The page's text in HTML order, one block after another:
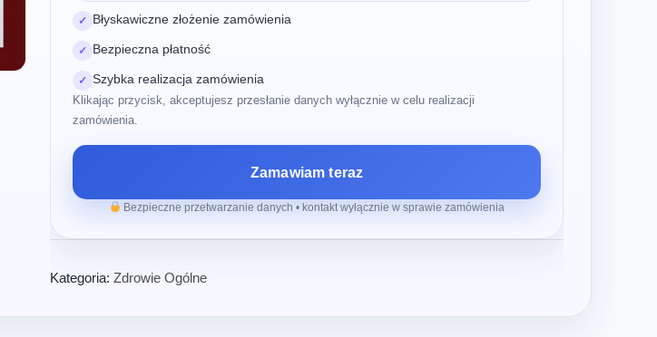
✓ Błyskawiczne złożenie zamówienia
✓ Bezpieczna płatność
✓ Szybka realizacja zamówienia
Klikając przycisk, akceptujesz przesłanie danych wyłącznie w celu realizacji
zamówienia.
Zamawiam teraz
Bezpieczne przetwarzanie danych • kontakt wyłącznie w sprawie zamówienia
Kategoria:Zdrowie Ogólne